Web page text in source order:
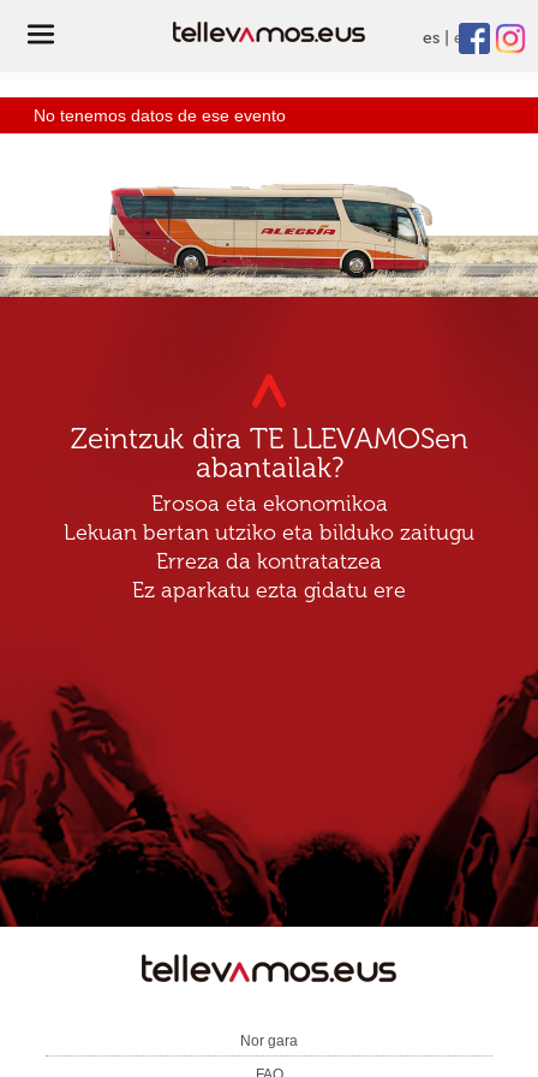
es eu
No tenemos datos de ese evento
Zeintzuk dira TE LLEVAMOSen
abantailak?
Erosoa eta ekonomikoa
Lekuan bertan utziko eta bilduko zaitugu
Erreza da kontratatzea
Ez aparkatu ezta gidatu ere
Nor gara